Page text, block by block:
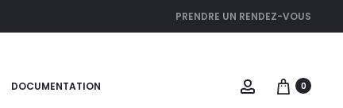
PRENDRE UN RENDEZ-VOUS
DOCUMENTATION 0